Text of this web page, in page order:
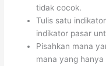
tidak cocok.
Tulis satu
indikator pasar
Pisahkan mana
mana yang hanya